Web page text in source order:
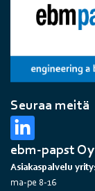
Seuraa meitä
ebm-papst Oy
Asiakaspalvelu
ma-pe 8-16